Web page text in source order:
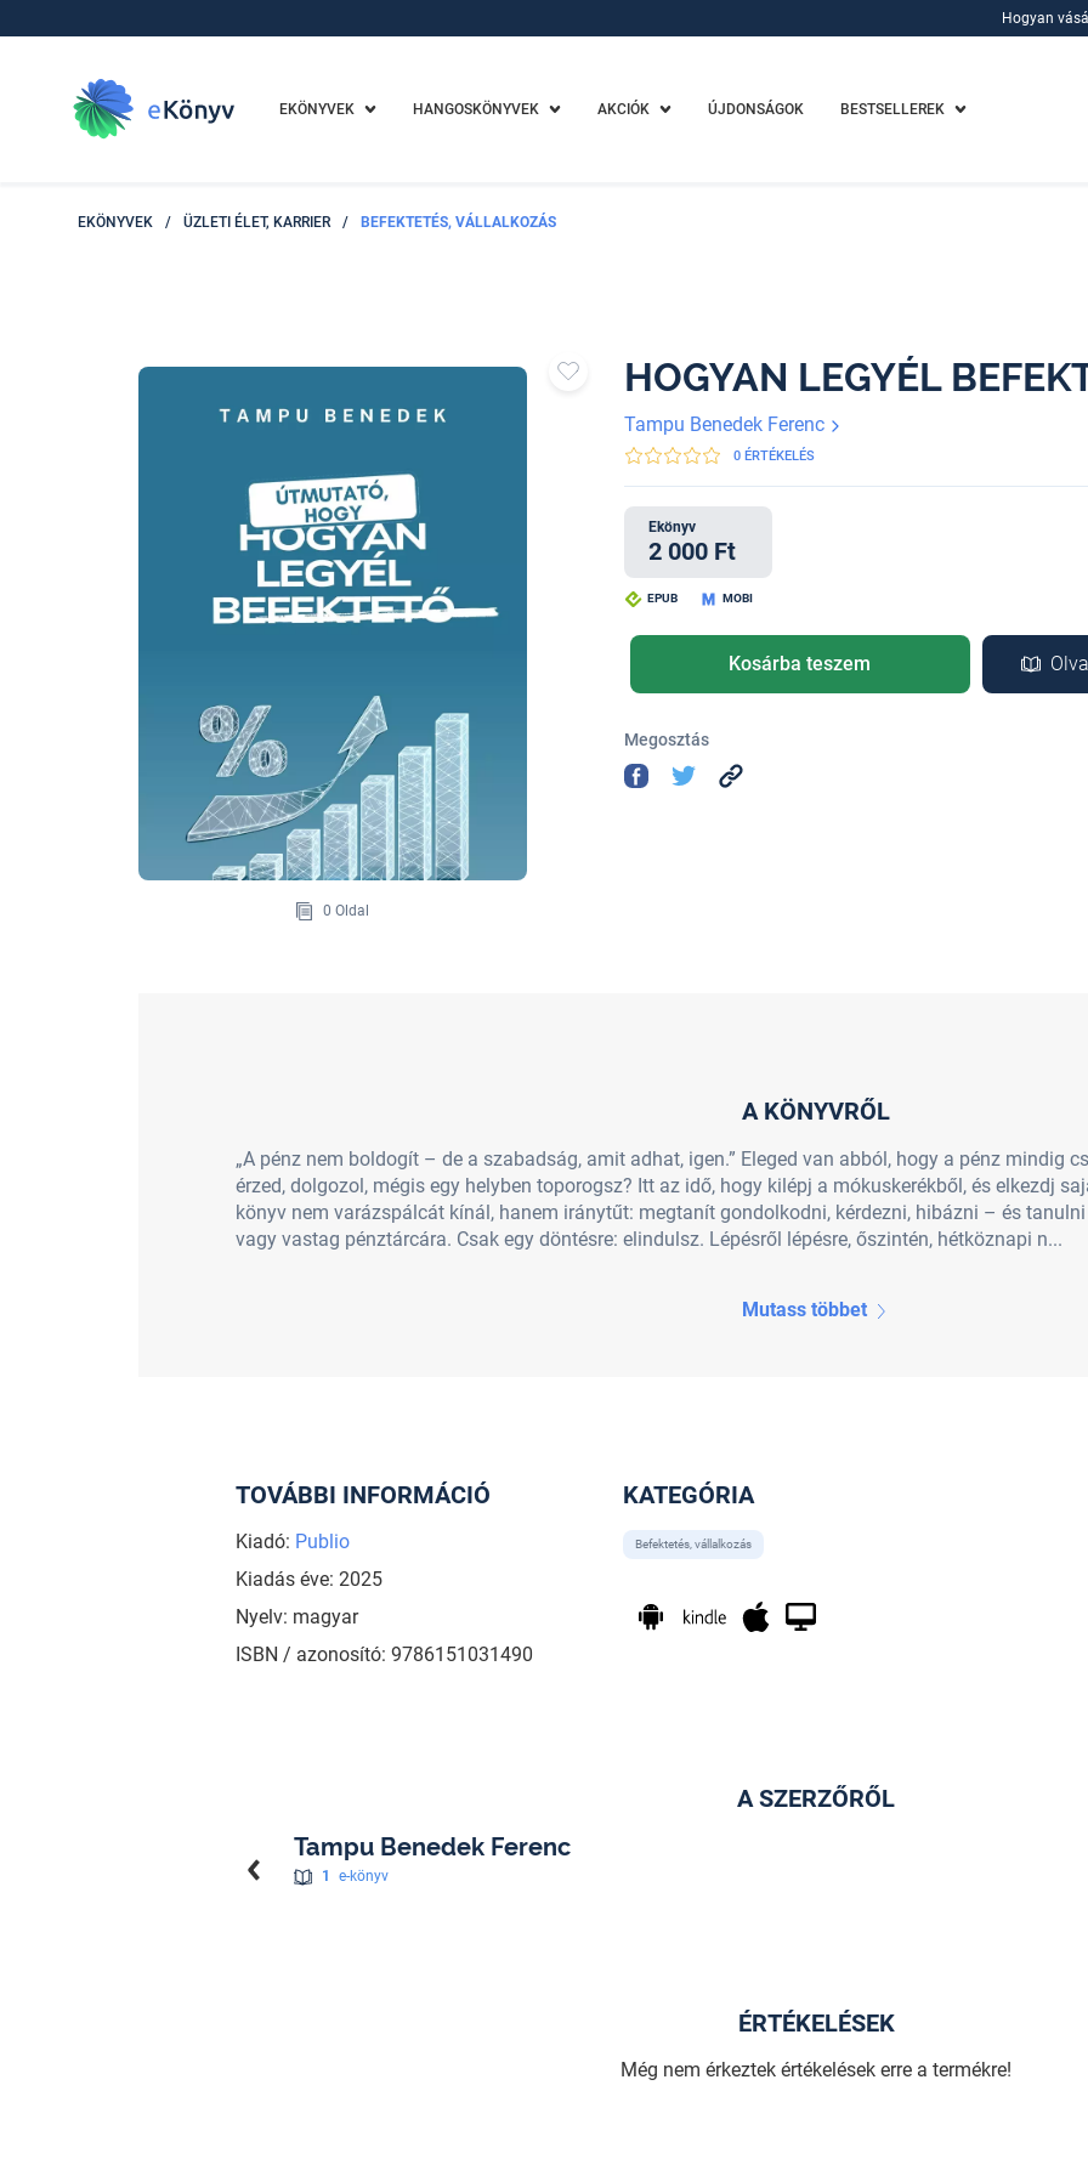
Hogyan
EKÖNYVEK HANGOSKÖNYVEK AKCIÓK ÚJDONSÁGOK BESTSELLEREK
EKÖNYVEK / ÜZLETI ÉLET, KARRIER / BEFEKTETÉS, VÁLLALKOZÁS
0 Oldal
HOGYAN LEGYÉL
Tampu Benedek Ferenc
0 ÉRTÉKELÉS
Ekönyv
2 000 Ft
EPUB MOBI
Kosárba teszem
Megosztás
A KÖNYVRŐL
„A pénz nem boldogít – de a szabadság, amit adhat, igen.” Eleged van abból, hogy a pénz mindig
érzed, dolgozol, mégis egy helyben toporogsz? Itt az idő, hogy kilépj a mókuskerékből, és elkezdj
könyv nem varázspálcát kínál, hanem iránytűt: megtanít gondolkodni, kérdezni, hibázni – és
vagy vastag pénztárcára. Csak egy döntésre: elindulsz. Lépésről lépésre, őszintén, hétköznapi n...
Mutass többet
TOVÁBBI INFORMÁCIÓ
Kiadó: Publio
Kiadás éve: 2025
Nyelv: magyar
ISBN / azonosító: 9786151031490
KATEGÓRIA
Befektetés, vállalkozás
A SZERZŐRŐL
Tampu Benedek Ferenc
1 e-könyv
ÉRTÉKELÉSEK
Még nem érkeztek értékelések erre a termékre!